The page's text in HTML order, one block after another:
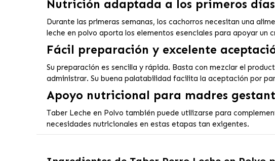
Nutrición adaptada a los primeros
Durante las primeras semanas, los cachorros necesitan una
leche en polvo aporta los elementos esenciales para apoyar un
Fácil preparación y excelente
Su preparación es sencilla y rápida. Basta con mezclar el
administrar. Su buena palatabilidad facilita la aceptación por
Apoyo nutricional para madres
Taber Leche en Polvo también puede utilizarse para
necesidades nutricionales en estas etapas tan exigentes.